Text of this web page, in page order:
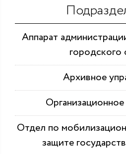
Аппарат
городского
Архивное
Отдел по
защите